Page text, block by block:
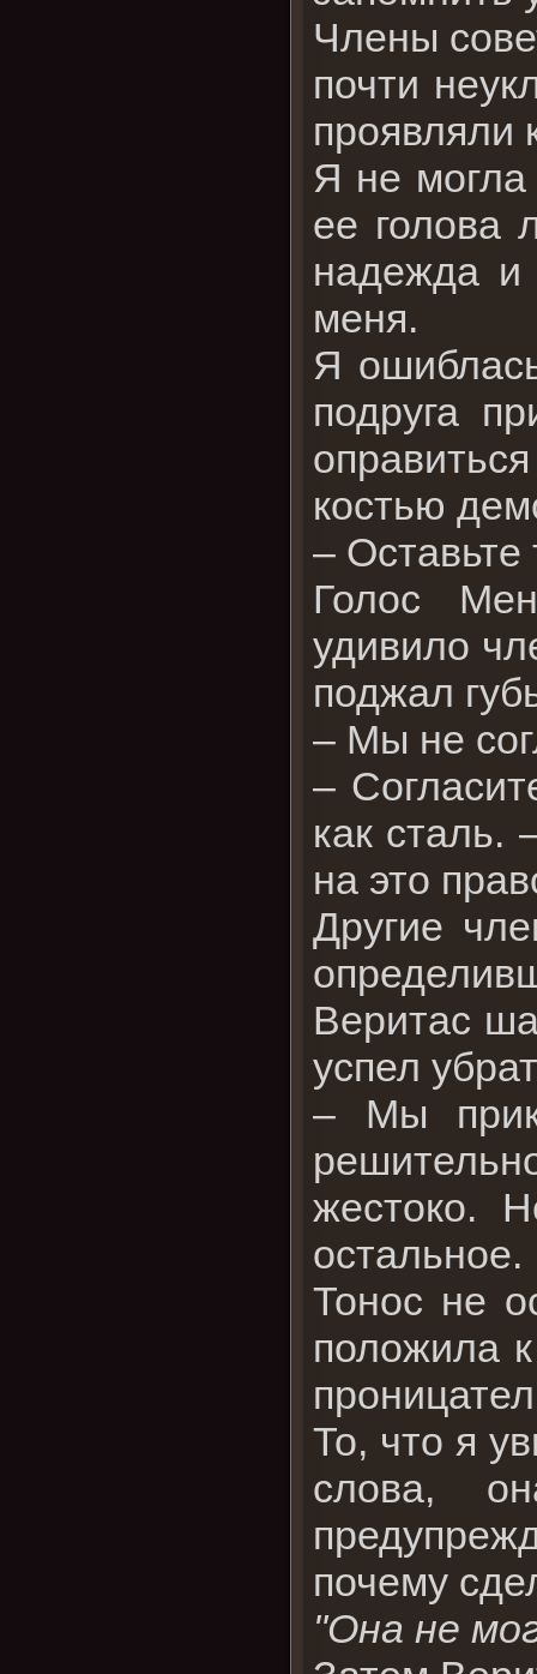
Члены
почти
проявляли
Я не могла
ее голова
надежда и
меня.
Я
подруга
костью
– Оставьте
Голос
удивило
поджал
– Мы не
–
как сталь.
на это
Другие
Веритас
успел
– Мы
жестоко.
остальное.
Тонос не
положила
То, что я
слова,
почему
"Она не